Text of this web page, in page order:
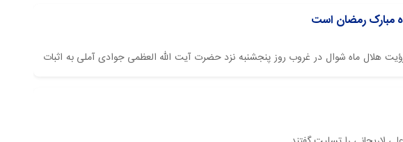
مبارک رمضان است
هلال ماه شوال در غروب روز پنجشنبه نزد حضرت آیت الله العظمی جوادی آملی به اثبات